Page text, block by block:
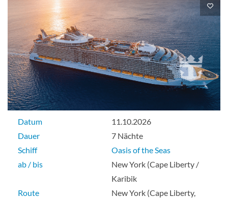
Deck 17
Suite
Owner’s Suite mit einem Schlafzimmer-
[OS]
Deck 10
Suite
Datum
11.10.2026
Dauer
7 Nächte
Schiff
Oasis of the Seas
ab / bis
New York (Cape Liberty /
Karibik
Route
New York (Cape Liberty,